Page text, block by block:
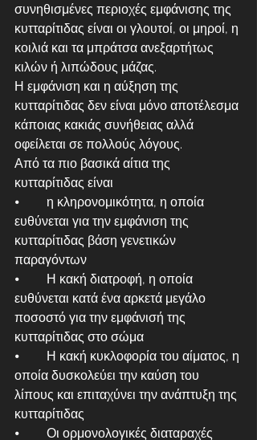
συνηθισμένες περιοχές εμφάνισης της
κυτταρίτιδας είναι οι γλουτοί, οι μηροί, η
κοιλιά και τα μπράτσα ανεξαρτήτως
κιλών ή λιπώδους μάζας.
Η εμφάνιση και η αύξηση της
κυτταρίτιδας δεν είναι μόνο αποτέλεσμα
κάποιας κακιάς συνήθειας αλλά
οφείλεται σε πολλούς λόγους.
Από τα πιο βασικά αίτια της
κυτταρίτιδας είναι
⦁	η κληρονομικότητα, η οποία
ευθύνεται για την εμφάνιση της
κυτταρίτιδας βάση γενετικών
παραγόντων
⦁	Η κακή διατροφή, η οποία
ευθύνεται κατά ένα αρκετά μεγάλο
ποσοστό για την εμφάνισή της
κυτταρίτιδας στο σώμα
⦁	Η κακή κυκλοφορία του αίματος, η
οποία δυσκολεύει την καύση του
λίπους και επιταχύνει την ανάπτυξη της
κυτταρίτιδας
⦁	Οι ορμονολογικές διαταραχές